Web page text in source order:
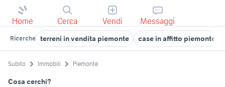
Home Cerca Vendi Messaggi
Ricerche terreni in vendita piemonte case in affitto piemonte
Subito Immobili Piemonte
Cosa cerchi?